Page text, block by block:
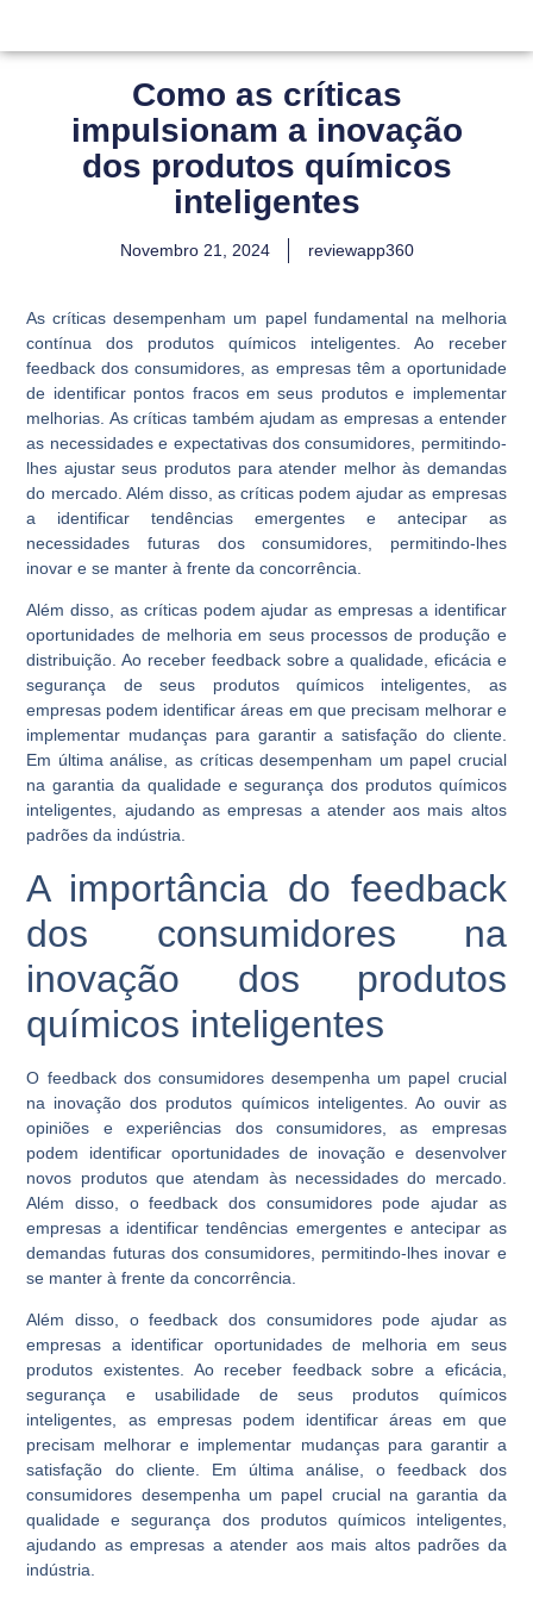
Como as críticas
impulsionam a inovação
dos produtos químicos
inteligentes
Novembro 21, 2024 reviewapp360
As críticas desempenham um papel fundamental na melhoria
contínua dos produtos químicos inteligentes. Ao receber
feedback dos consumidores, as empresas têm a oportunidade
de identificar pontos fracos em seus produtos e implementar
melhorias. As críticas também ajudam as empresas a entender
as necessidades e expectativas dos consumidores, permitindo-
lhes ajustar seus produtos para atender melhor às demandas
do mercado. Além disso, as críticas podem ajudar as empresas
a identificar tendências emergentes e antecipar as
necessidades futuras dos consumidores, permitindo-lhes
inovar e se manter à frente da concorrência.
Além disso, as críticas podem ajudar as empresas a identificar
oportunidades de melhoria em seus processos de produção e
distribuição. Ao receber feedback sobre a qualidade, eficácia e
segurança de seus produtos químicos inteligentes, as
empresas podem identificar áreas em que precisam melhorar e
implementar mudanças para garantir a satisfação do cliente.
Em última análise, as críticas desempenham um papel crucial
na garantia da qualidade e segurança dos produtos químicos
inteligentes, ajudando as empresas a atender aos mais altos
padrões da indústria.
A importância do feedback
dos consumidores na
inovação dos produtos
químicos inteligentes
O feedback dos consumidores desempenha um papel crucial
na inovação dos produtos químicos inteligentes. Ao ouvir as
opiniões e experiências dos consumidores, as empresas
podem identificar oportunidades de inovação e desenvolver
novos produtos que atendam às necessidades do mercado.
Além disso, o feedback dos consumidores pode ajudar as
empresas a identificar tendências emergentes e antecipar as
demandas futuras dos consumidores, permitindo-lhes inovar e
se manter à frente da concorrência.
Além disso, o feedback dos consumidores pode ajudar as
empresas a identificar oportunidades de melhoria em seus
produtos existentes. Ao receber feedback sobre a eficácia,
segurança e usabilidade de seus produtos químicos
inteligentes, as empresas podem identificar áreas em que
precisam melhorar e implementar mudanças para garantir a
satisfação do cliente. Em última análise, o feedback dos
consumidores desempenha um papel crucial na garantia da
qualidade e segurança dos produtos químicos inteligentes,
ajudando as empresas a atender aos mais altos padrões da
indústria.